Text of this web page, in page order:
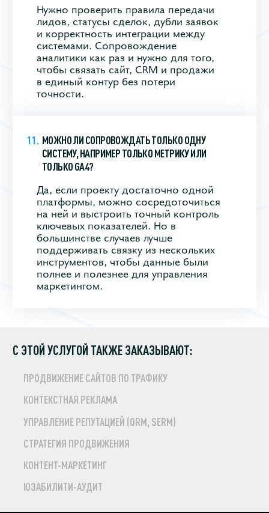
Нужно проверить правила передачи
лидов, статусы сделок, дубли заявок
и корректность интеграции между
системами. Сопровождение
аналитики как раз и нужно для того,
чтобы связать сайт, CRM и продажи
в единый контур без потери
точности.
МОЖНО ЛИ СОПРОВОЖДАТЬ ТОЛЬКО ОДНУ
СИСТЕМУ, НАПРИМЕР ТОЛЬКО МЕТРИКУ ИЛИ
ТОЛЬКО GA4?
Да, если проекту достаточно одной
платформы, можно сосредоточиться
на ней и выстроить точный контроль
ключевых показателей. Но в
большинстве случаев лучше
поддерживать связку из нескольких
инструментов, чтобы данные были
полнее и полезнее для управления
маркетингом.
С ЭТОЙ УСЛУГОЙ ТАКЖЕ ЗАКАЗЫВАЮТ:
ПРОДВИЖЕНИЕ САЙТОВ ПО ТРАФИКУ
КОНТЕКСТНАЯ РЕКЛАМА
УПРАВЛЕНИЕ РЕПУТАЦИЕЙ (ORM, SERM)
СТРАТЕГИЯ ПРОДВИЖЕНИЯ
КОНТЕНТ-МАРКЕТИНГ
ЮЗАБИЛИТИ-АУДИТ